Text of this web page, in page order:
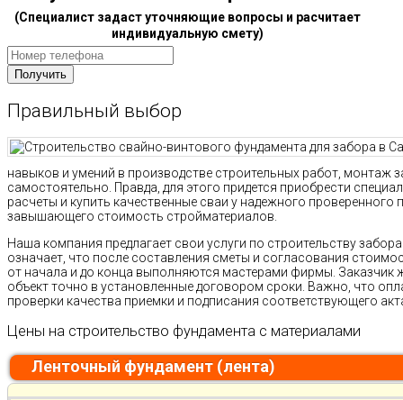
(Специалист задаст уточняющие вопросы и расчитает
индивидуальную смету)
Правильный выбор
навыков и умений в производстве строительных работ, монтаж
самостоятельно. Правда, для этого придется приобрести
расчеты и купить качественные сваи у надежного проверенного
завышающего стоимость стройматериалов.
Наша компания предлагает свои услуги по строительству
означает, что после составления сметы и согласования
от начала и до конца выполняются мастерами фирмы. Заказчик
объект точно в установленные договором сроки. Важно, что
проверки качества приемки и подписания соответствующего
Цены на строительство фундамента с материалами
Ленточный фундамент (лента)